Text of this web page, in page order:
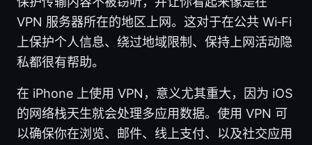
VPN 服务器所在的地区上网。这对于在公共 Wi‑Fi
上保护个人信息、绕过地域限制、保持上网活动隐
私都很有帮助。
在 iPhone 上使用 VPN，意义尤其重大，因为 iOS
的网络栈天生就会处理多应用数据。使用 VPN 可
以确保你在浏览、邮件、线上支付、以及社交应用